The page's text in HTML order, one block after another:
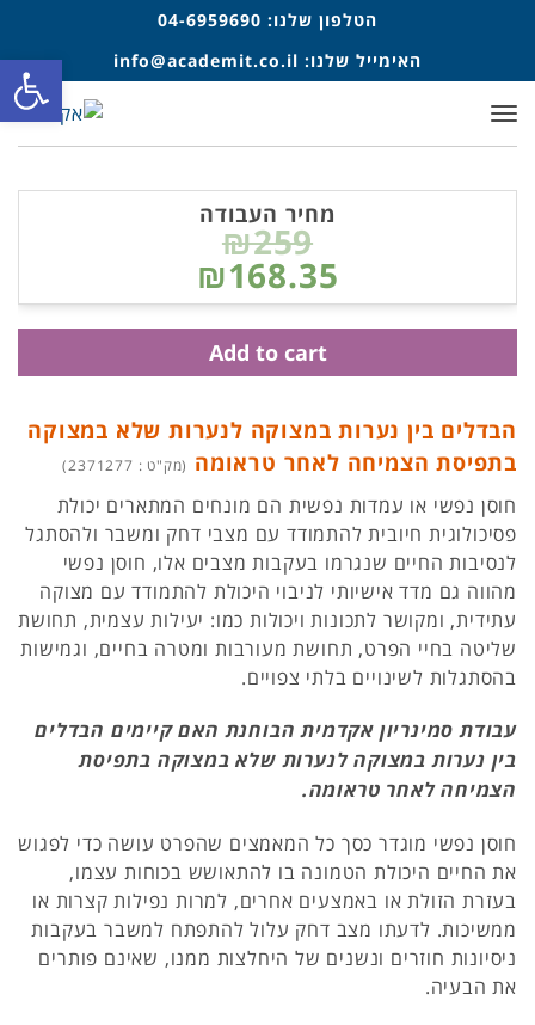
הטלפון שלנו: 04-6959690
האימייל שלנו: info@academit.co.il
תפריט
הבדלים בין נערות במצוקה לנערות שלא במצוקה
בתפיסת הצמיחה לאחר טראומה (מק"ט : 2371277)
חוסן נפשי או עמדות נפשית הם מונחים המתארים יכולת
פסיכולוגית חיובית להתמודד עם מצבי דחק ומשבר ולהסתגל
לנסיבות החיים שנגרמו בעקבות מצבים אלו, חוסן נפשי
מהווה גם מדד אישיותי לניבוי היכולת להתמודד עם מצוקה
עתידית, ומקושר לתכונות ויכולות כמו: יעילות עצמית, תחושת
שליטה בחיי הפרט, תחושת מעורבות ומטרה בחיים, וגמישות
בהסתגלות לשינויים בלתי צפויים.
עבודת סמינריון אקדמית הבוחנת האם קיימים הבדלים
בין נערות במצוקה לנערות שלא במצוקה בתפיסת
הצמיחה לאחר טראומה.
חוסן נפשי מוגדר כסך כל המאמצים שהפרט עושה כדי לפגוש
את החיים היכולת הטמונה בו להתאושש בכוחות עצמו,
בעזרת הזולת או באמצעים אחרים, למרות נפילות קצרות או
ממשיכות. לדעתו מצב דחק עלול להתפתח למשבר בעקבות
ניסיונות חוזרים ונשנים של היחלצות ממנו, שאינם פותרים
את הבעיה.
מחיר העבודה
₪259
₪168.35
Add to cart
פתח